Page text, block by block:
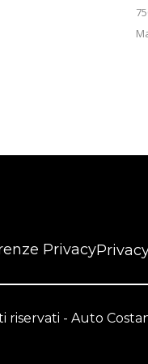
Privacy
- Auto